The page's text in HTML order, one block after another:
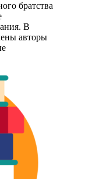
братства
В
авторы